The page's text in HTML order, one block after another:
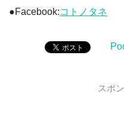
●Facebook:コトノタネ
スポ